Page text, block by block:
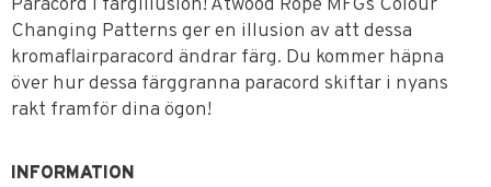
Changing Patterns ger en illusion av att dessa
kromaflairparacord ändrar färg. Du kommer häpna
över hur dessa färggranna paracord skiftar i nyans
rakt framför dina ögon!
INFORMATION